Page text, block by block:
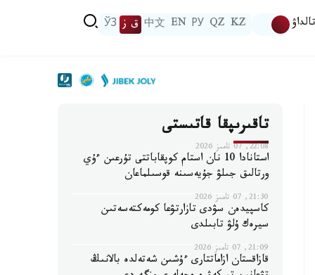
تالداۋ KZ
QZ
РУ
EN
中文 ق ز ЎЗ
تاقىرىپقا قاتىستى
22:08, 07 تامىز 2026
استانادا 10 نان استام كوپقاباتتى تۇرعىن ءۇي
ورتالىق جىلۋ جۇيەسىنە قوسىلماعان
21:30, 07 تامىز 2026
كاسپيدەن سۋدى تازارتۋعا كومەكتەسەتىن
سيرەك ۇلۋ تابىلدى
21:09, 07 تامىز 2026
قازاقستان ازاماتتارى ءۇشىن شەتەلدە بالانىڭ